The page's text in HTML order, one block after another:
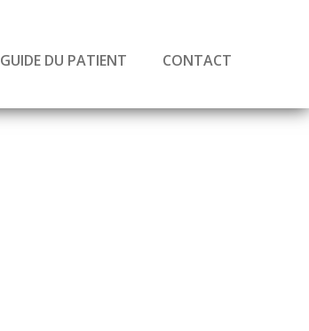
GUIDE DU PATIENT CONTACT